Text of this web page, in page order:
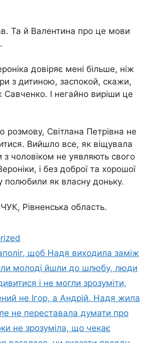
Та й Валентина про це мови
довіряє мені більше, ніж
з дитиною, заспокой, скажи,
І негайно виріши це
Світлана Петрівна не
Вийшло все, як віщувала
з чоловіком не уявляють свого
і без доброї та хорошої
полюбили як власну доньку.
Рівненська область.
щоб Надя виходила заміж
молоді йшли до шлюбу, люди
і не могли зрозуміти,
не Ігор, а Андрій. Надя жила
не переставала думати про
не зрозуміла, що чекає